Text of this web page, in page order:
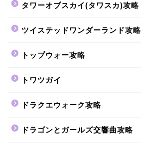
タワーオブスカイ(タワスカ)攻略
ツイステッドワンダーランド攻略
トップウォー攻略
トワツガイ
ドラクエウォーク攻略
ドラゴンとガールズ交響曲攻略